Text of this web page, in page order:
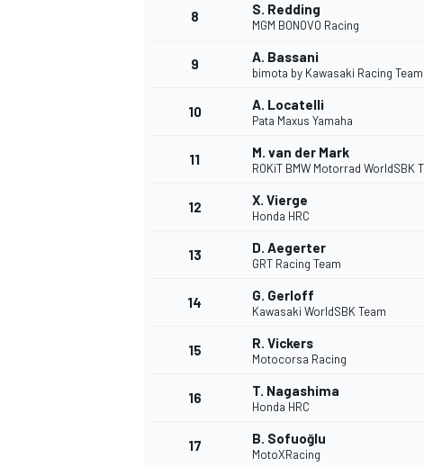
8 S. Redding
MGM BONOVO Racing
9 A. Bassani
bimota by Kawasaki Racing Team
10 A. Locatelli
Pata Maxus Yamaha
11 M. van der Mark
ROKiT BMW Motorrad WorldSBK
12 X. Vierge
Honda HRC
13 D. Aegerter
GRT Racing Team
14 G. Gerloff
Kawasaki WorldSBK Team
15 R. Vickers
Motocorsa Racing
16 T. Nagashima
Honda HRC
17 B. Sofuoğlu
MotoXRacing